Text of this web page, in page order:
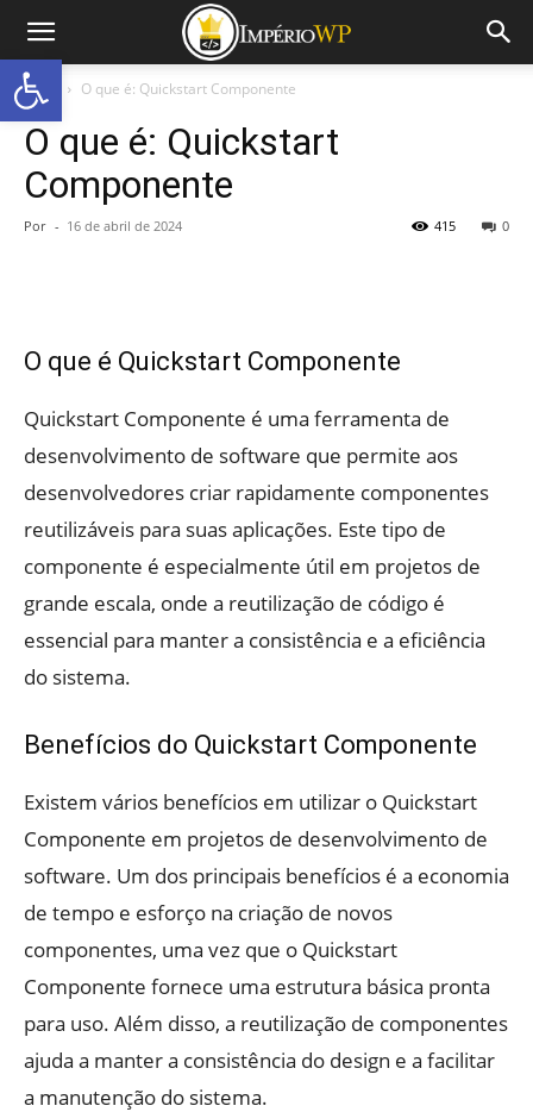
Início O que é: Quickstart Componente
O que é: Quickstart
Componente
Por - 16 de abril de 2024 0
415
O que é Quickstart Componente
Quickstart Componente é uma ferramenta de
desenvolvimento de software que permite aos
desenvolvedores criar rapidamente componentes
reutilizáveis para suas aplicações. Este tipo de
componente é especialmente útil em projetos de
grande escala, onde a reutilização de código é
essencial para manter a consistência e a eficiência
do sistema.
Benefícios do Quickstart Componente
Existem vários benefícios em utilizar o Quickstart
Componente em projetos de desenvolvimento de
software. Um dos principais benefícios é a economia
de tempo e esforço na criação de novos
componentes, uma vez que o Quickstart
Componente fornece uma estrutura básica pronta
para uso. Além disso, a reutilização de componentes
ajuda a manter a consistência do design e a facilitar
a manutenção do sistema.
Abrir a barra de ferramentas